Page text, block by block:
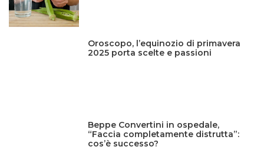
Oroscopo, l’equinozio di primavera
2025 porta scelte e passioni
Beppe Convertini in ospedale,
“Faccia completamente distrutta”:
cos’è successo?